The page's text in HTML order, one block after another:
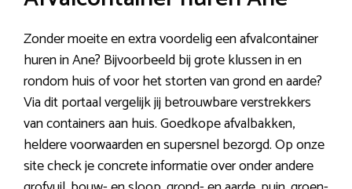
Zonder moeite en extra voordelig een afvalcontainer
huren in Ane? Bijvoorbeeld bij grote klussen in en
rondom huis of voor het storten van grond en aarde?
Via dit portaal vergelijk jij betrouwbare verstrekkers
van containers aan huis. Goedkope afvalbakken,
heldere voorwaarden en supersnel bezorgd. Op onze
site check je concrete informatie over onder andere